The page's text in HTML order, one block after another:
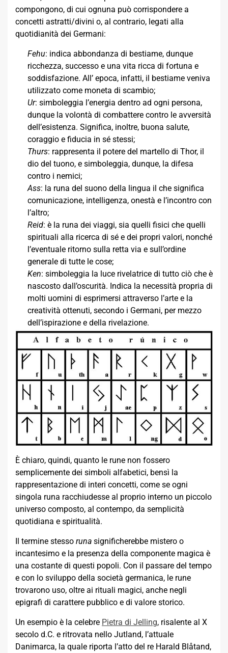
compongono, di cui ognuna può corrispondere a
concetti astratti/divini o, al contrario, legati alla
quotidianità dei Germani:
Fehu: indica abbondanza di bestiame, dunque
ricchezza, successo e una vita ricca di fortuna e
soddisfazione. All’ epoca, infatti, il bestiame veniva
utilizzato come moneta di scambio;
Ur: simboleggia l’energia dentro ad ogni persona,
dunque la volontà di combattere contro le avversità
dell’esistenza. Significa, inoltre, buona salute,
coraggio e fiducia in sé stessi;
Thurs: rappresenta il potere del martello di Thor, il
dio del tuono, e simboleggia, dunque, la difesa
contro i nemici;
Ass: la runa del suono della lingua il che significa
comunicazione, intelligenza, onestà e l’incontro con
l’altro;
Reid: è la runa dei viaggi, sia quelli fisici che quelli
spirituali alla ricerca di sé e dei propri valori, nonché
l’eventuale ritorno sulla retta via e sull’ordine
generale di tutte le cose;
Ken: simboleggia la luce rivelatrice di tutto ciò che è
nascosto dall’oscurità. Indica la necessità propria di
molti uomini di esprimersi attraverso l’arte e la
creatività ottenuti, secondo i Germani, per mezzo
dell’ispirazione e della rivelazione.
È chiaro, quindi, quanto le rune non fossero
semplicemente dei simboli alfabetici, bensì la
rappresentazione di interi concetti, come se ogni
singola runa racchiudesse al proprio interno un piccolo
universo composto, al contempo, da semplicità
quotidiana e spiritualità.
Il termine stesso runa significherebbe mistero o
incantesimo e la presenza della componente magica è
una costante di questi popoli. Con il passare del tempo
e con lo sviluppo della società germanica, le rune
trovarono uso, oltre ai rituali magici, anche negli
epigrafi di carattere pubblico e di valore storico.
Un esempio è la celebre Pietra di Jelling, risalente al X
secolo d.C. e ritrovata nello Jutland, l’attuale
Danimarca, la quale riporta l’atto del re Harald Blåtand,